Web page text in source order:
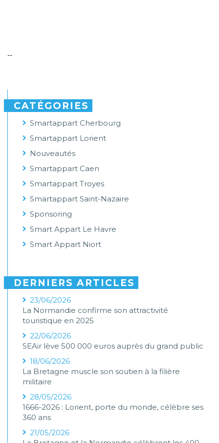
--
CATÉGORIES
Smartappart Cherbourg
Smartappart Lorient
Nouveautés
Smartappart Caen
Smartappart Troyes
Smartappart Saint-Nazaire
Sponsoring
Smart Appart Le Havre
Smart Appart Niort
DERNIERS ARTICLES
23/06/2026
La Normandie confirme son attractivité
touristique en 2025
22/06/2026
SEAir lève 500 000 euros auprès du grand public
18/06/2026
La Bretagne muscle son soutien à la filière
militaire
28/05/2026
1666-2026 : Lorient, porte du monde, célèbre ses
360 ans
21/05/2026